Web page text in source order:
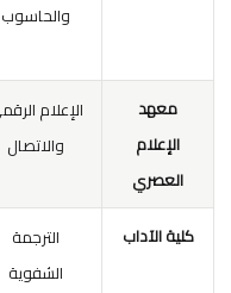
والحاسوب
معهد
الإعلام
العصري
الإعلام
والاتصال
كلية الآداب
الترجمة
الشفوية